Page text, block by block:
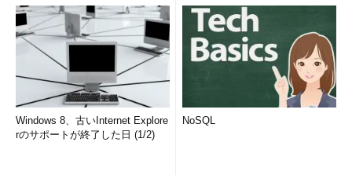
Windows 8、古いInternet Explore
rのサポートが終了した日 (1/2)
NoSQL